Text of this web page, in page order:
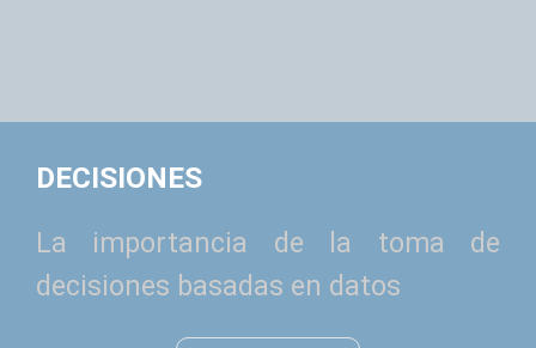
DECISIONES
La importancia de la toma de
decisiones basadas en datos